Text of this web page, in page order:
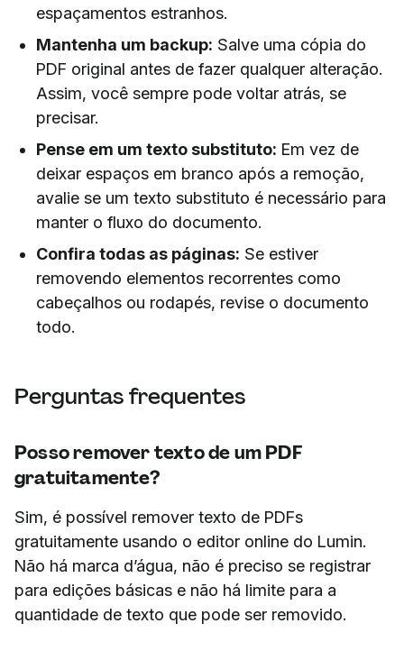
espaçamentos estranhos.
Mantenha um backup: Salve uma cópia do
PDF original antes de fazer qualquer alteração.
Assim, você sempre pode voltar atrás, se
precisar.
Pense em um texto substituto: Em vez de
deixar espaços em branco após a remoção,
avalie se um texto substituto é necessário para
manter o fluxo do documento.
Confira todas as páginas: Se estiver
removendo elementos recorrentes como
cabeçalhos ou rodapés, revise o documento
todo.
Perguntas frequentes
Posso remover texto de um PDF
gratuitamente?
Sim, é possível remover texto de PDFs
gratuitamente usando o editor online do Lumin.
Não há marca d’água, não é preciso se registrar
para edições básicas e não há limite para a
quantidade de texto que pode ser removido.